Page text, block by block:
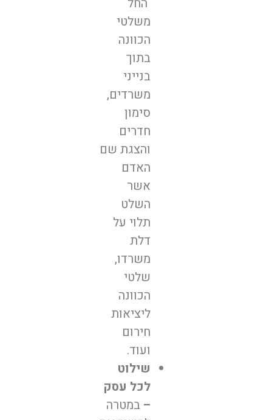
משלטי
הכוונה
בתוך
בנייני
משרדים,
סימון
חדרים
והצגת שם
האדם
אשר
השלט
תלוי על
דלת
משרדו,
שלטי
הכוונה
ליציאות
חירום
ועוד.
שילוט
לכל עסק
– במטרה